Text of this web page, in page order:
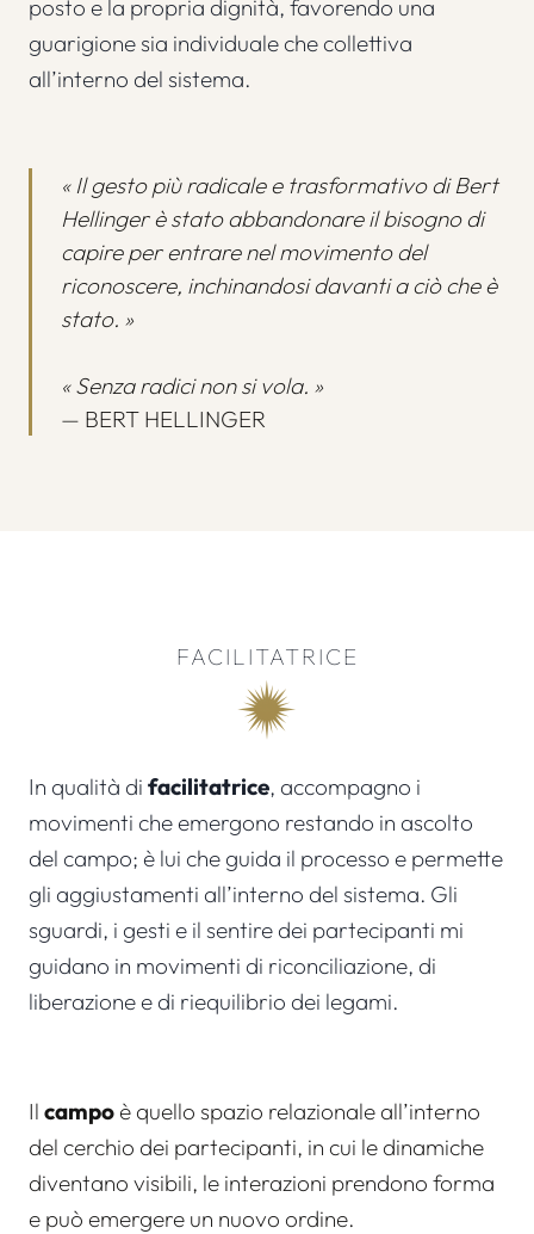
posto e la propria dignità, favorendo una
guarigione sia individuale che collettiva
all’interno del sistema.
« Il gesto più radicale e trasformativo di Bert
Hellinger è stato abbandonare il bisogno di
capire per entrare nel movimento del
riconoscere, inchinandosi davanti a ciò che è
stato. »
« Senza radici non si vola. »
— BERT HELLINGER
FACILITATRICE
In qualità di facilitatrice, accompagno i
movimenti che emergono restando in ascolto
del campo; è lui che guida il processo e permette
gli aggiustamenti all’interno del sistema. Gli
sguardi, i gesti e il sentire dei partecipanti mi
guidano in movimenti di riconciliazione, di
liberazione e di riequilibrio dei legami.
Il campoè quello spazio relazionale all’interno
del cerchio dei partecipanti, in cui le dinamiche
diventano visibili, le interazioni prendono forma
e può emergere un nuovo ordine.